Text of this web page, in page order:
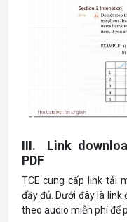
III. Link
PDF
TCE cung cấp link tải
đầy đủ. Dưới đây là
theo audio miễn phí để